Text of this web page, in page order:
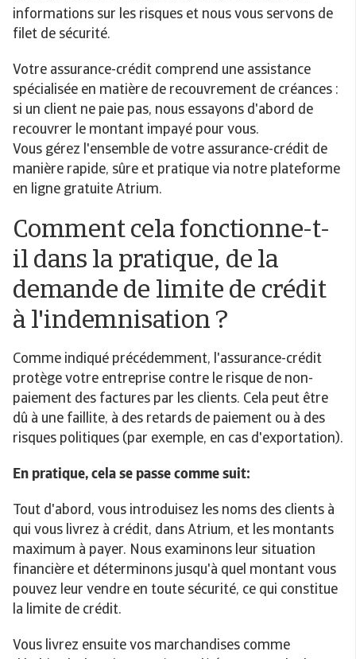
informations sur les risques et nous vous servons de
filet de sécurité.
Votre assurance-crédit comprend une assistance
spécialisée en matière de recouvrement de créances :
si un client ne paie pas, nous essayons d'abord de
recouvrer le montant impayé pour vous.
Vous gérez l'ensemble de votre assurance-crédit de
manière rapide, sûre et pratique via notre plateforme
en ligne gratuite Atrium.
Comment cela fonctionne-t-
il dans la pratique, de la
demande de limite de crédit
à l'indemnisation ?
Comme indiqué précédemment, l'assurance-crédit
protège votre entreprise contre le risque de non-
paiement des factures par les clients. Cela peut être
dû à une faillite, à des retards de paiement ou à des
risques politiques (par exemple, en cas d'exportation).
En pratique, cela se passe comme suit:
Tout d'abord, vous introduisez les noms des clients à
qui vous livrez à crédit, dans Atrium, et les montants
maximum à payer. Nous examinons leur situation
financière et déterminons jusqu'à quel montant vous
pouvez leur vendre en toute sécurité, ce qui constitue
la limite de crédit.
Vous livrez ensuite vos marchandises comme